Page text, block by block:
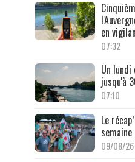
en
07:32
Un lundi
jusqu'à
07:10
Le
semaine
09/08/26